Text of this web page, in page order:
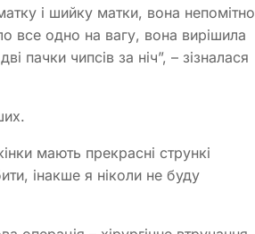
і шийку матки, вона непомітно
все одно на вагу, вона вирішила
пачки чипсів за ніч”, – зізналася
мають прекрасні стрункі
інакше я ніколи не буду